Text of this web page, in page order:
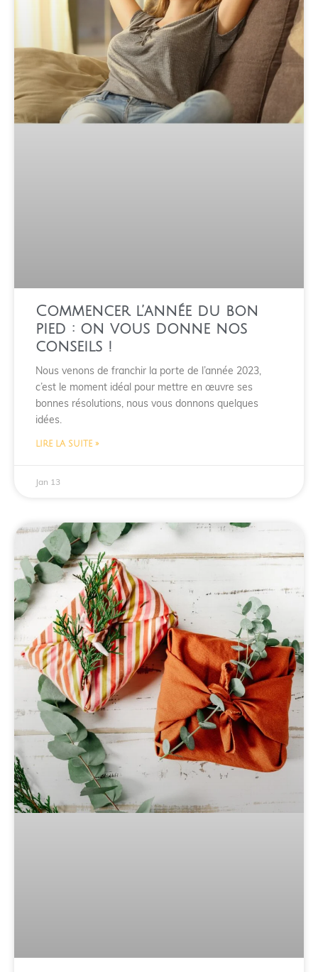
Commencer l’année du bon
pied : on vous donne nos
conseils !
Nous venons de franchir la porte de l’année 2023,
c’est le moment idéal pour mettre en œuvre ses
bonnes résolutions, nous vous donnons quelques
idées.
LIRE LA SUITE »
Jan 13